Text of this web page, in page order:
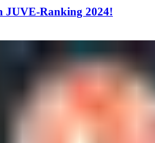
JUVE-Ranking 2024!